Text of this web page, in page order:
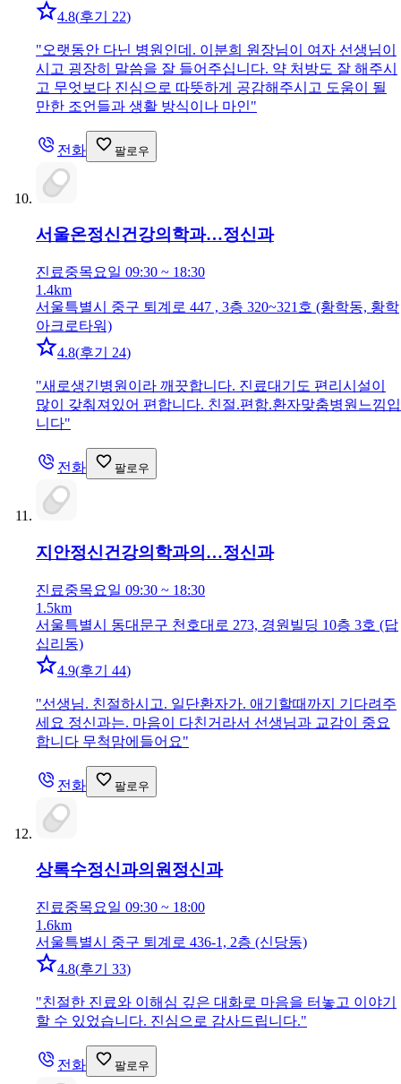
4.8(후기 22)
"오랫동안 다닌 병원인데. 이분희 원장님이 여자 선생님이
시고 굉장히 말씀을 잘 들어주십니다. 약 처방도 잘 해주시
고 무엇보다 진심으로 따뜻하게 공감해주시고 도움이 될
만한 조언들과 생활 방식이나 마인"
전화 팔로우
서울온정신건강의학과…정신과
진료중목요일 09:30 ~ 18:30
1.4km
서울특별시 중구 퇴계로 447 , 3층 320~321호 (황학동, 황학
아크로타워)
4.8(후기 24)
"새로생긴병원이라 깨끗합니다. 진료대기도 편리시설이
많이 갖춰져있어 편합니다. 친절.편함.환자맞춤병원느낌입
니다"
전화 팔로우
지안정신건강의학과의…정신과
진료중목요일 09:30 ~ 18:30
1.5km
서울특별시 동대문구 천호대로 273, 경원빌딩 10층 3호 (답
십리동)
4.9(후기 44)
"선생님. 친절하시고. 일단환자가. 애기할때까지 기다려주
세요 정신과는. 마음이 다친거라서 선생님과 교감이 중요
합니다 무척맘에들어요"
전화 팔로우
상록수정신과의원정신과
진료중목요일 09:30 ~ 18:00
1.6km
서울특별시 중구 퇴계로 436-1, 2층 (신당동)
4.8(후기 33)
"친절한 진료와 이해심 깊은 대화로 마음을 터놓고 이야기
할 수 있었습니다. 진심으로 감사드립니다."
전화 팔로우